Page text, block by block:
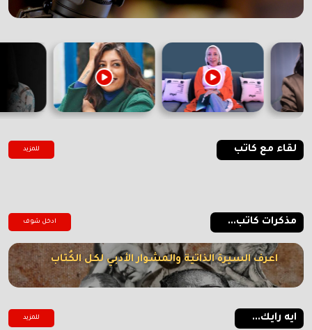
لقاء مع كاتب للمزيد
مذكرات كاتب... ادخل شوف
اعرف السيرة الذاتية والمشوار الأدبي لكل الكُتاب
ايه رايك... للمزيد